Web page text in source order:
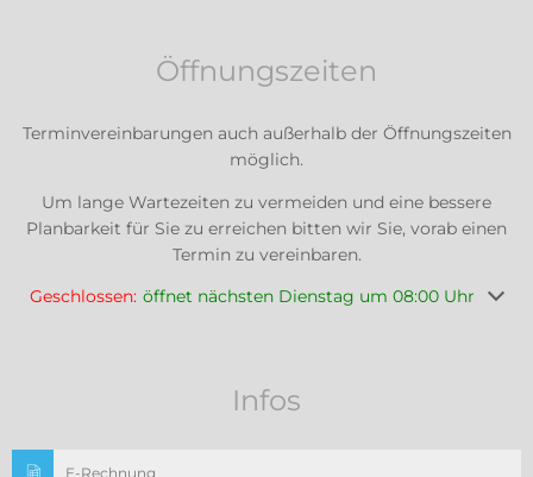
Öffnungszeiten
Terminvereinbarungen auch außerhalb der Öffnungszeiten
möglich.
Um lange Wartezeiten zu vermeiden und eine bessere
Planbarkeit für Sie zu erreichen bitten wir Sie, vorab einen
Termin zu vereinbaren.
Klicken, um weitere Öffnungs- oder Schließzeiten
Geschlossen: öffnet nächsten Dienstag um 08:00 Uhr
Infos
E-Rechnung